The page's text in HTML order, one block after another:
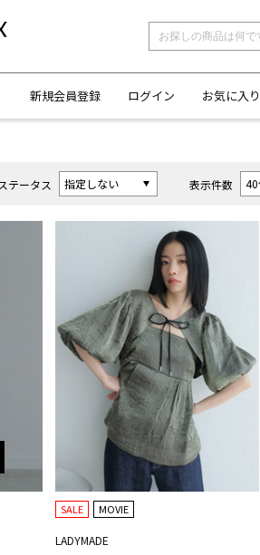
新規会員登録 ログイン お気に入り
テータス 表示件数
SALE MOVIE
LADYMADE